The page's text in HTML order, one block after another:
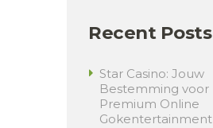
Recent Posts
Star Casino: Jouw
Bestemming voor
Premium Online
Gokentertainment